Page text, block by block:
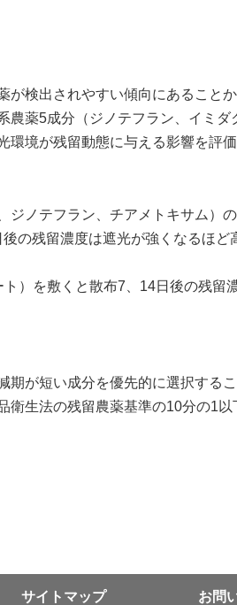
検出されやすい傾向にあること
農薬5成分（ジノテフラン、イミ
境が残留動態に与える影響を評価
ノテフラン、チアメトキサム）の
後の残留濃度は遮光が強くなるほ
）を敷くと散布7 14日後の残留
が短い成分を優先的に選択する
衛生法の残留農薬基準の10分の1
サイトマップ お問